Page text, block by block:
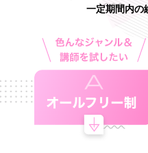
一定期間内の